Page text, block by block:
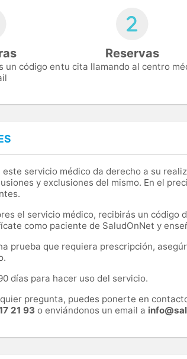
un código en
Reservas
tu cita llamando al centro
este servicio médico da derecho a su
y exclusiones del mismo. En el
el servicio médico, recibirás un código
como paciente de SaludOnNet y
prueba que requiera prescripción,
días para hacer uso del servicio.
pregunta, puedes ponerte en
21 93 o enviándonos un email a